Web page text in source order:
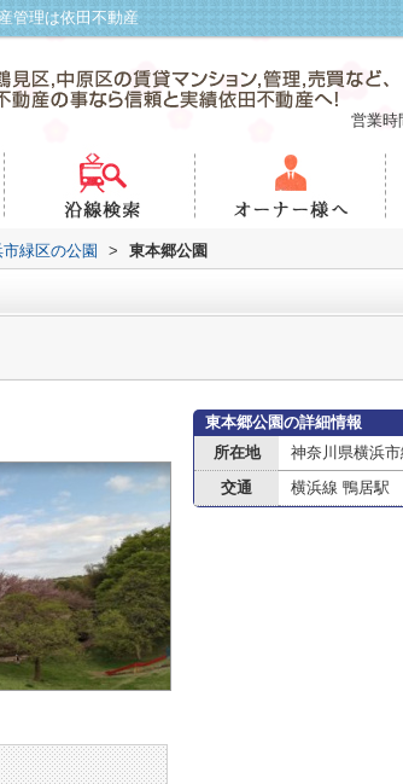
管理は依田不動産
営業時
緑区の公園 > 東本郷公園
東本郷公園の詳細情報
所在地
神奈川県横浜
交通 横浜線 鴨居駅